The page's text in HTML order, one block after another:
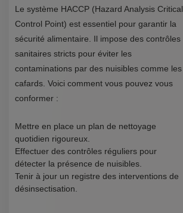
Le système HACCP (Hazard Analysis Critical
Control Point) est essentiel pour garantir la
sécurité alimentaire. Il impose des contrôles
sanitaires stricts pour éviter les
contaminations par des nuisibles comme les
cafards. Voici comment vous pouvez vous
conformer :
Mettre en place un plan de nettoyage
quotidien rigoureux.
Effectuer des contrôles réguliers pour
détecter la présence de nuisibles.
Tenir à jour un registre des interventions de
désinsectisation.